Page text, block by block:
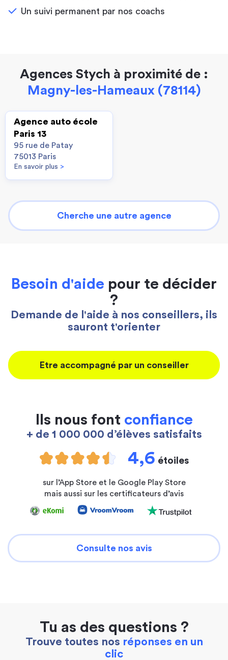
Un suivi permanent par nos coachs
Agences Stych à proximité de :
Magny-les-Hameaux (78114)
Agence auto école
Paris 13
95 rue de Patay
75013 Paris
En savoir plus >
Cherche une autre agence
Besoin d'aide pour te décider
?
Demande de l'aide à nos conseillers, ils
sauront t'orienter
Etre accompagné par un conseiller
Ils nous font confiance
+ de 1 000 000 d’élèves satisfaits
4,6 étoiles
sur l’App Store et le Google Play Store
mais aussi sur les certificateurs d’avis
Consulte nos avis
Tu as des questions ?
Trouve toutes nos réponses en un
clic